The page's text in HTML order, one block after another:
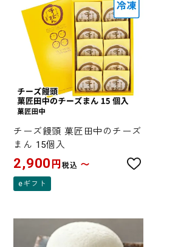
チーズ饅頭 菓匠田中のチーズ
まん 15個入
2,900 円税込 〜
eギフト